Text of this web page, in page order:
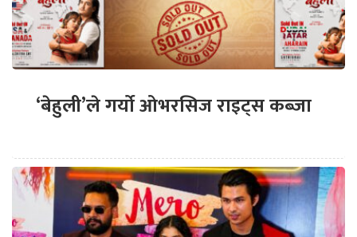
‘बेहुली’ले गर्यो ओभरसिज राइट्स कब्जा